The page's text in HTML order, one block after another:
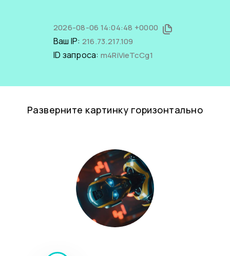
2026-08-06 14:04:48 +0000
Ваш IP: 216.73.217.109
ID запроса: m4RiVieTcCg1
Разверните картинку горизонтально